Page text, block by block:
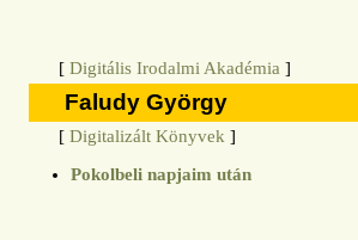
[ Digitális Irodalmi Akadémia ]
Faludy György
[ Digitalizált Könyvek ]
Pokolbeli napjaim után